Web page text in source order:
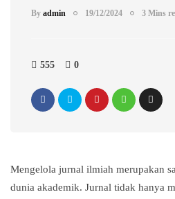
By admin 19/12/2024 3 Mins
555 0
Mengelola jurnal ilmiah merupakan
dunia akademik. Jurnal tidak hanya